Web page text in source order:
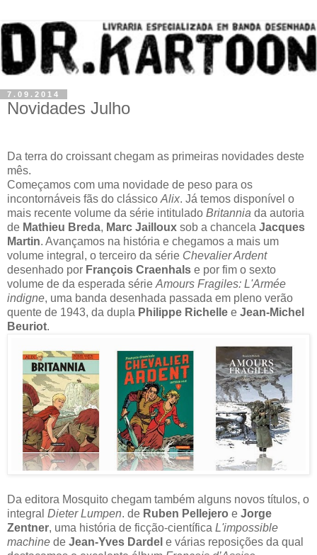
7.09.2014
Novidades Julho
Da terra do croissant chegam as primeiras novidades deste
mês.
Começamos com uma novidade de peso para os
incontornáveis fãs do clássico Alix. Já temos disponível o
mais recente volume da série intitulado Britannia da autoria
de Mathieu Breda, Marc Jailloux sob a chancela Jacques
Martin. Avançamos na história e chegamos a mais um
volume integral, o terceiro da série Chevalier Ardent
desenhado por François Craenhals e por fim o sexto
volume de da esperada série Amours Fragiles: L'Armée
indigne, uma banda desenhada passada em pleno verão
quente de 1943, da dupla Philippe Richelle e Jean-Michel
Beuriot.
Da editora Mosquito chegam também alguns novos títulos, o
integral Dieter Lumpen. de Ruben Pellejero e Jorge
Zentner, uma história de ficção-científica L'impossible
machine de Jean-Yves Dardel e várias reposições da qual